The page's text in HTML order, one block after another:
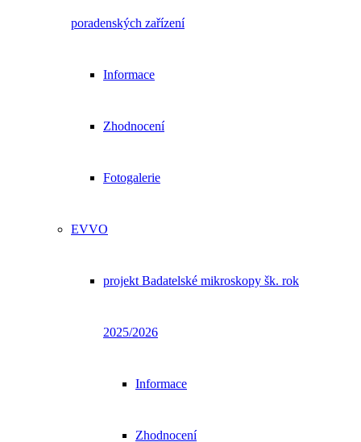
poradenských zařízení
Informace
Zhodnocení
Fotogalerie
EVVO
projekt Badatelské mikroskopy šk. rok
2025/2026
Informace
Zhodnocení